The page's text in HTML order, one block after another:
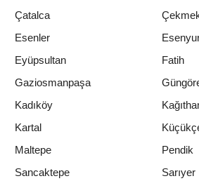
Çatalca
Esenler
Eyüpsultan
Fatih
Gaziosmanpaşa
Kadıköy
Kartal
Maltepe
Pendik
Sancaktepe
Sarıyer